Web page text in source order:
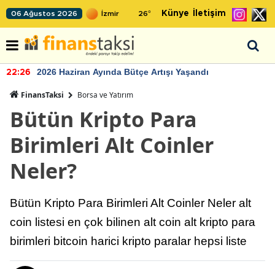
06 Ağustos 2026 26° Künye İletişim
22:26 2026 Haziran Ayında Bütçe Artışı Yaşandı
FinansTaksi Borsa ve Yatırım
Bütün Kripto Para
Birimleri Alt Coinler
Neler?
Bütün Kripto Para Birimleri Alt Coinler Neler alt
coin listesi en çok bilinen alt coin alt kripto para
birimleri bitcoin harici kripto paralar hepsi liste